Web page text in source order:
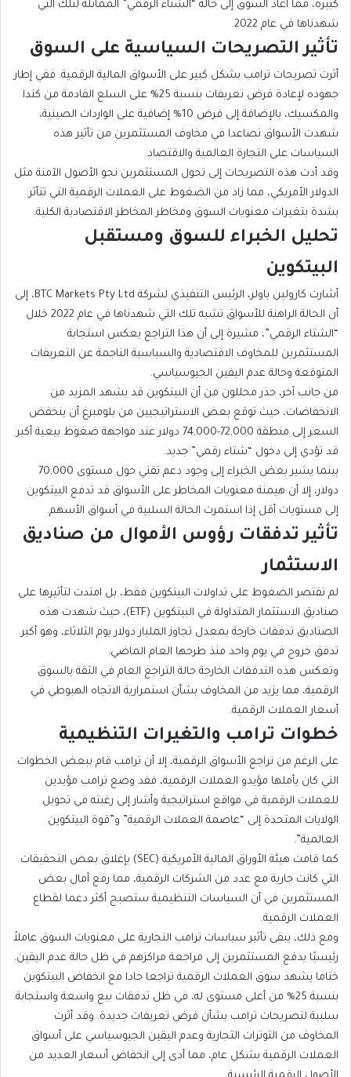
كبيرة، مما أعاد السوق إلى حالة “الشتاء الرقمي” المماثلة لتلك التي
شهدناها في عام 2022.
تأثير التصريحات السياسية على السوق
أثرت تصريحات ترامب بشكل كبير على الأسواق المالية الرقمية. ففي إطار
جهوده لإعادة فرض تعريفات بنسبة 25% على السلع القادمة من كندا
والمكسيك، بالإضافة إلى فرض 10% إضافية على الواردات الصينية،
شهدت الأسواق تصاعدا في مخاوف المستثمرين من تأثير هذه
السياسات على التجارة العالمية والاقتصاد.
وقد أدت هذه التصريحات إلى تحول المستثمرين نحو الأصول الآمنة مثل
الدولار الأمريكي، مما زاد من الضغوط على العملات الرقمية التي تتأثر
بشدة بتغيرات معنويات السوق ومخاطر المخاطر الاقتصادية الكلية.
تحليل الخبراء للسوق ومستقبل
البيتكوين
أشارت كارولين باولر، الرئيس التنفيذي لشركة BTC Markets Pty Ltd، إلى
أن الحالة الراهنة للأسواق تشبه تلك التي شهدناها في عام 2022 خلال
“الشتاء الرقمي”، مشيرة إلى أن هذا التراجع يعكس استجابة
المستثمرين للمخاوف الاقتصادية والسياسية الناجمة عن التعريفات
المتوقعة وحالة عدم اليقين الجيوسياسي.
من جانب آخر، حذر محللون من أن البيتكوين قد يشهد المزيد من
الانخفاضات، حيث توقع بعض الاستراتيجيين من بلومبرغ أن ينخفض
السعر إلى منطقة 72,000-74,000 دولار عند مواجهة ضغوط بيعية أكبر
قد تؤدي إلى دخول “شتاء رقمي” جديد.
بينما يشير بعض الخبراء إلى وجود دعم تقني حول مستوى 70,000
دولار، إلا أن هيمنة معنويات المخاطر على الأسواق قد تدفع البيتكوين
إلى مستويات أقل إذا استمرت الحالة السلبية في أسواق الأسهم.
تأثير تدفقات رؤوس الأموال من صناديق
الاستثمار
لم تقتصر الضغوط على تداولات البيتكوين فقط، بل امتدت لتأثيرها على
صناديق الاستثمار المتداولة في البيتكوين (ETF)، حيث شهدت هذه
الصناديق تدفقات خارجة بمعدل تجاوز المليار دولار يوم الثلاثاء، وهو أكبر
تدفق خروج في يوم واحد منذ طرحها العام الماضي.
وتعكس هذه التدفقات الخارجة حالة التراجع العام في الثقة بالسوق
الرقمية، مما يزيد من المخاوف بشأن استمرارية الاتجاه الهبوطي في
أسعار العملات الرقمية.
خطوات ترامب والتغيرات التنظيمية
على الرغم من تراجع الأسواق الرقمية، إلا أن ترامب قام ببعض الخطوات
التي كان يأملها مؤيدو العملات الرقمية، فقد وضع ترامب مؤيدين
للعملات الرقمية في مواقع استراتيجية وأشار إلى رغبته في تحويل
الولايات المتحدة إلى “عاصمة العملات الرقمية” و”قوة البيتكوين
العالمية”.
كما قامت هيئة الأوراق المالية الأمريكية (SEC) بإغلاق بعض التحقيقات
التي كانت جارية مع عدد من الشركات الرقمية، مما رفع آمال بعض
المستثمرين في أن السياسات التنظيمية ستصبح أكثر دعما لقطاع
العملات الرقمية.
ومع ذلك، يبقى تأثير سياسات ترامب التجارية على معنويات السوق عاملاً
رئيسيًا يدفع المستثمرين إلى مراجعة مراكزهم في ظل حالة عدم اليقين.
ختاما يشهد سوق العملات الرقمية تراجعا حادا مع انخفاض البيتكوين
بنسبة 25% من أعلى مستوى له، في ظل تدفقات بيع واسعة واستجابة
سلبية لتصريحات ترامب بشأن فرض تعريفات جديدة. وقد أثرت
المخاوف من التوترات التجارية وعدم اليقين الجيوسياسي على أسواق
العملات الرقمية بشكل عام، مما أدى إلى انخفاض أسعار العديد من